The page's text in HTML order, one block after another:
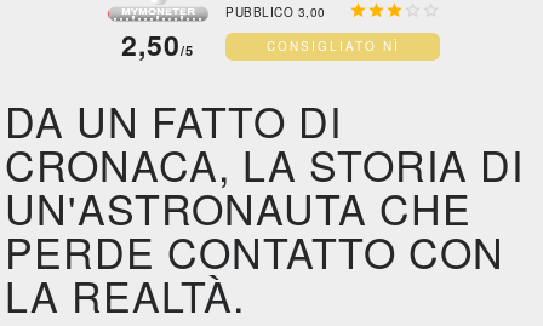
2,50/5
PUBBLICO 3,00   
CONSIGLIATO NÌ
DA UN FATTO DI
CRONACA, LA STORIA DI
UN'ASTRONAUTA CHE
PERDE CONTATTO CON
LA REALTÀ.